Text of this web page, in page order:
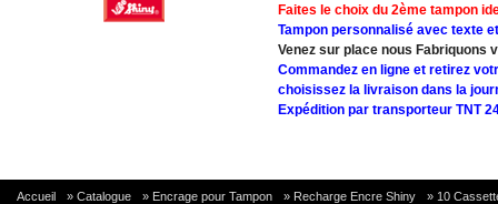
Faites le choix du 2ème tampon
Tampon personnalisé avec texte
Venez sur place nous Fabriquons
Commandez en ligne et retirez
choisissez la livraison dans la
Expédition par transporteur TNT
Accueil » Catalogue » Encrage pour Tampon » Recharge Encre Shiny » 10